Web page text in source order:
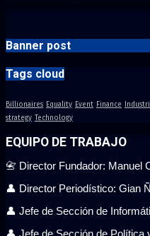
Banner post
Tags cloud
Billionaires Equality Event Finance
strategy Technology
EQUIPO DE TRABAJO
📇 Director Fundador: Manuel
👤 Director Periodístico: Gian
👤 Jefe de Sección de